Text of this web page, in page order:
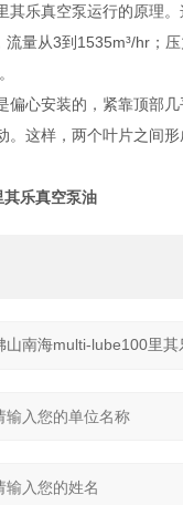
其乐真空泵运行的原理
量从3到1535m³/hr；
偏心安装的，紧靠顶部
。这样，两个叶片之间
乐真空泵油